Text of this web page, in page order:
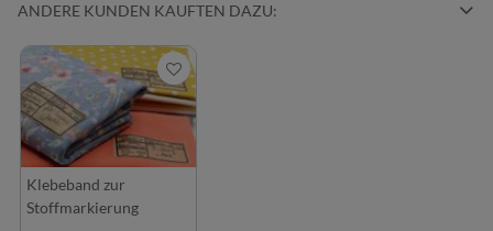
ANDERE KUNDEN KAUFTEN DAZU:
Klebeband zur
Stoffmarkierung